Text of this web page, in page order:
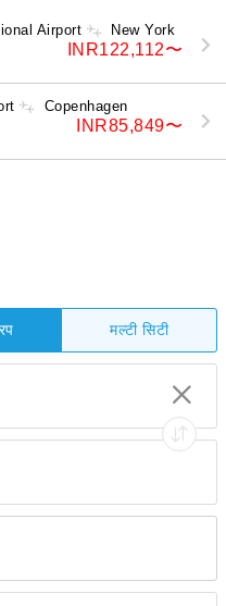
Airport New York
INR122,112〜
Copenhagen
INR85,849〜
मल्टी सिटी